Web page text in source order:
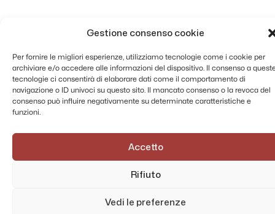
Gestione consenso cookie
Per fornire le migliori esperienze, utilizziamo tecnologie come i cookie per
archiviare e/o accedere alle informazioni del dispositivo. Il consenso a
tecnologie ci consentirà di elaborare dati come il comportamento di
navigazione o ID univoci su questo sito. Il mancato consenso o la revoca del
consenso può influire negativamente su determinate caratteristiche e
funzioni.
Accetto
Rifiuto
Vedi le preferenze